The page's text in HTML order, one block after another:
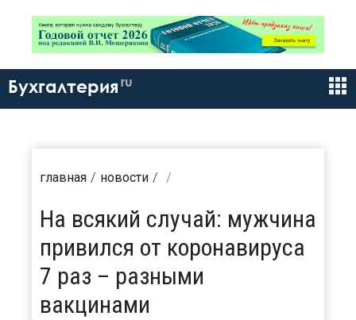
Бухгалтерия ru
главная новости
На всякий случай: мужчина
привился от коронавируса
7 раз – разными
вакцинами